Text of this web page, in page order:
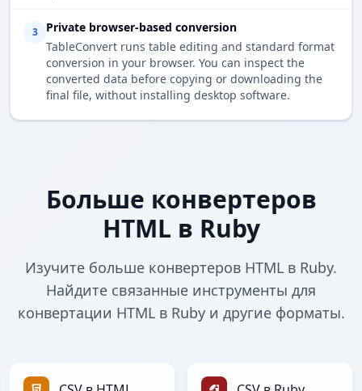
3
Private browser-based conversion
TableConvert runs table editing and standard format
conversion in your browser. You can inspect the
converted data before copying or downloading the
final file, without installing desktop software.
Больше конвертеров
HTML в Ruby
Изучите больше конвертеров HTML в Ruby.
Найдите связанные инструменты для
конвертации HTML в Ruby и другие форматы.